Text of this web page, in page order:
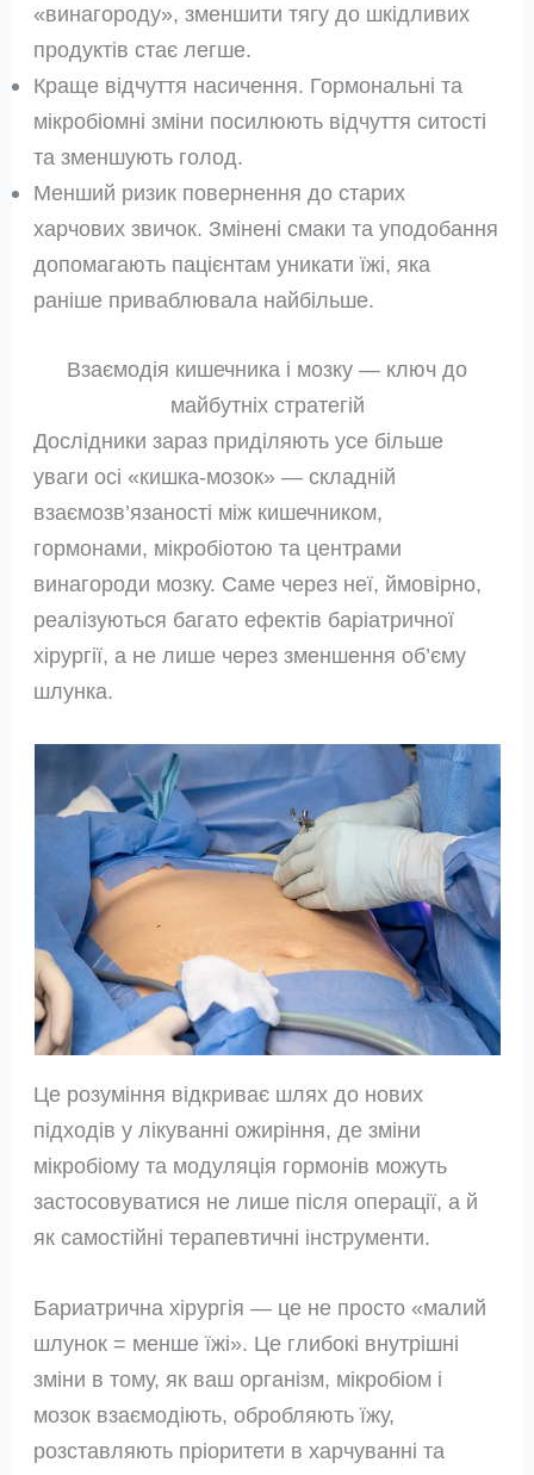
«винагороду», зменшити тягу до шкідливих
продуктів стає легше.
Краще відчуття насичення. Гормональні та
мікробіомні зміни посилюють відчуття ситості
та зменшують голод.
Менший ризик повернення до старих
харчових звичок. Змінені смаки та уподобання
допомагають пацієнтам уникати їжі, яка
раніше приваблювала найбільше.
Взаємодія кишечника і мозку — ключ до
майбутніх стратегій
Дослідники зараз приділяють усе більше
уваги осі «кишка‑мозок» — складній
взаємозв’язаності між кишечником,
гормонами, мікробіотою та центрами
винагороди мозку. Саме через неї, ймовірно,
реалізуються багато ефектів баріатричної
хірургії, а не лише через зменшення об’єму
шлунка.
Це розуміння відкриває шлях до нових
підходів у лікуванні ожиріння, де зміни
мікробіому та модуляція гормонів можуть
застосовуватися не лише після операції, а й
як самостійні терапевтичні інструменти.
Бариатрична хірургія — це не просто «малий
шлунок = менше їжі». Це глибокі внутрішні
зміни в тому, як ваш організм, мікробіом і
мозок взаємодіють, обробляють їжу,
розставляють пріоритети в харчуванні та